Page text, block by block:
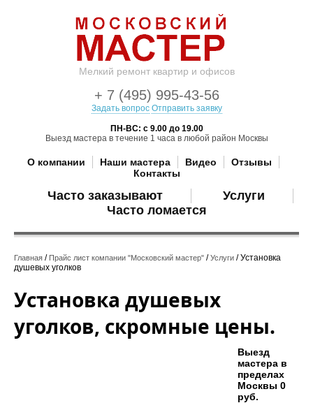
Мелкий ремонт квартир и офисов
+ 7 (495) 995-43-56
Задать вопрос Отправить заявку
ПН-ВС: с 9.00 до 19.00
Выезд мастера в течение 1 часа в любой район Москвы
О компании Наши мастера Видео
Отзывы
Контакты
Часто заказывают
Услуги
Часто ломается
Главная / Прайс лист компании "Московский мастер" /Услуги / Установка
душевых уголков
Установка душевых
уголков, скромные цены.
Выезд
мастера в
пределах
Москвы 0
руб.